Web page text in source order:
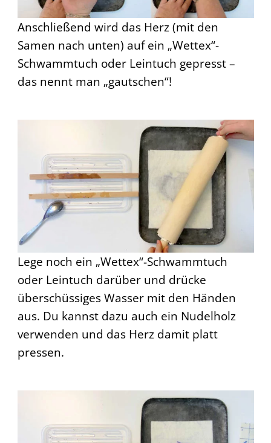
Anschließend wird das Herz (mit den
Samen nach unten) auf ein „Wettex“-
Schwammtuch oder Leintuch gepresst –
das nennt man „gautschen“!
Lege noch ein „Wettex“-Schwammtuch
oder Leintuch darüber und drücke
überschüssiges Wasser mit den Händen
aus. Du kannst dazu auch ein Nudelholz
verwenden und das Herz damit platt
pressen.